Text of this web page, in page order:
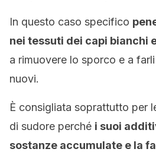
In questo caso specifico
nei tessuti dei capi bianchi
a rimuovere lo sporco e a
nuovi.
È consigliata soprattutto per
di sudore perché i suoi
sostanze accumulate e la